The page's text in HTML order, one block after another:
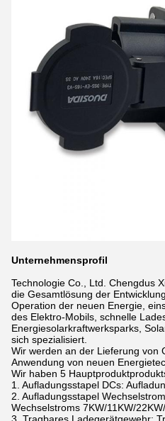
Unternehmensprofil
Technologie Co., Ltd. Chengdus
die Gesamtlösung der
Operation der neuen Energie,
des Elektro-Mobils, schnelle
Energiesolarkraftwerksparks,
sich spezialisiert.
Wir werden an der Lieferung von
Anwendung von neuen
Wir haben 5
1. Aufladungsstapel DCs:
2. Aufladungsstapel
Wechselstroms 7KW/11KW/